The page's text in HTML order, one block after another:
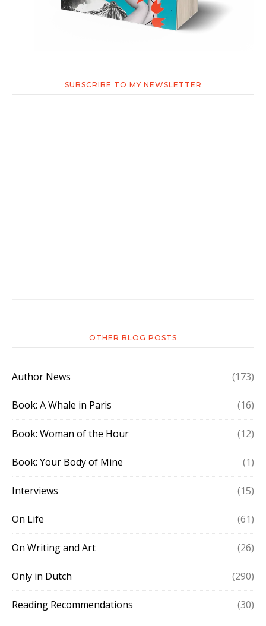
SUBSCRIBE TO MY NEWSLETTER
OTHER BLOG POSTS
Author News (173)
Book: A Whale in Paris (16)
Book: Woman of the Hour (12)
Book: Your Body of Mine (1)
Interviews (15)
On Life (61)
On Writing and Art (26)
Only in Dutch (290)
Reading Recommendations (30)